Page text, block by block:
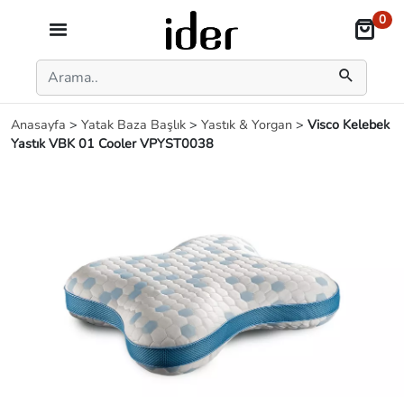
0
Anasayfa > Yatak Baza Başlık > Yastık & Yorgan > Visco Kelebek
Yastık VBK 01 Cooler VPYST0038